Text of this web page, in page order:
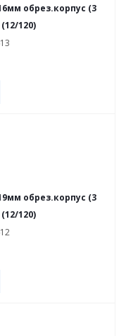
обрез.корпус (3
120)
обрез.корпус (3
120)